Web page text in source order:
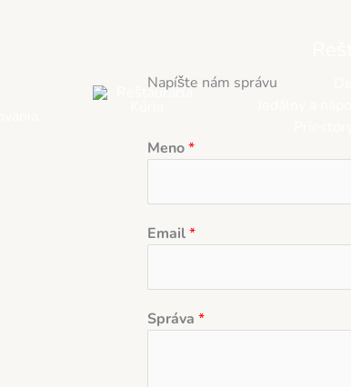
Napíšte nám správu
Meno*
Email*
Správa *